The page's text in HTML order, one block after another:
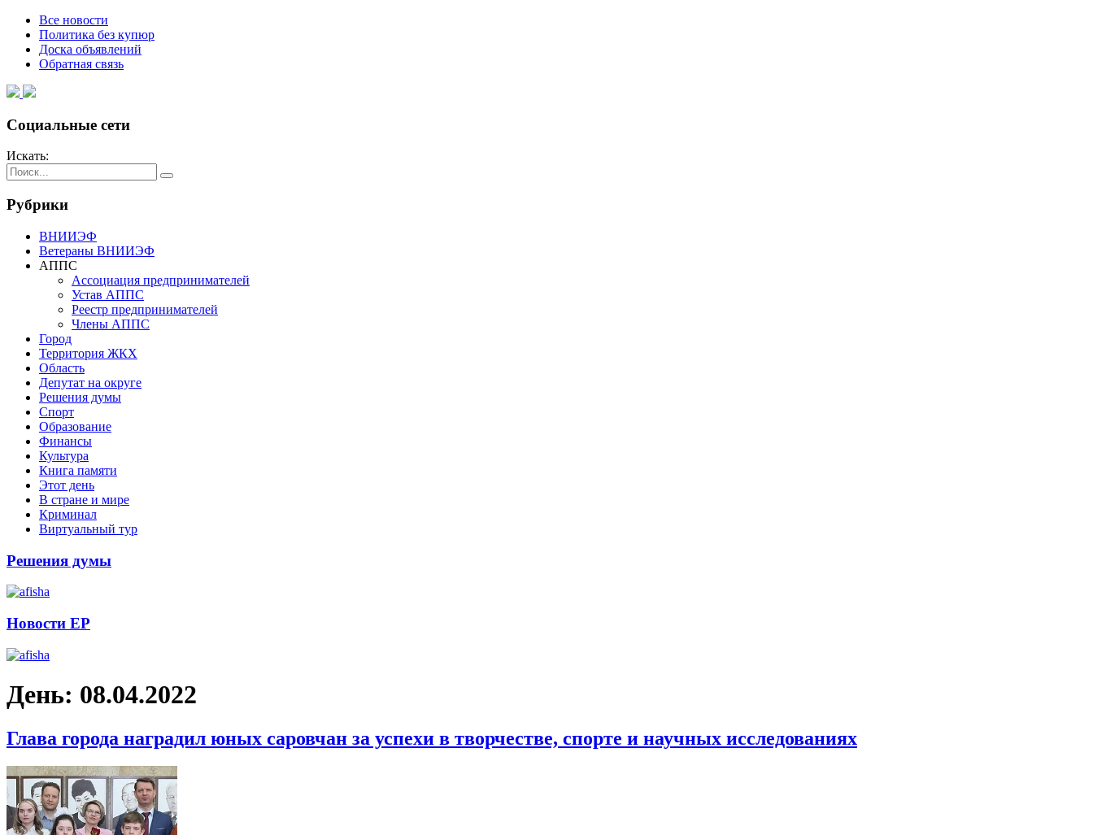
Все новости
Политика без купюр
Доска объявлений
Обратная связь
Социальные сети
Искать:
Рубрики
ВНИИЭФ
Ветераны ВНИИЭФ
АППС
Ассоциация предпринимателей
Устав АППС
Реестр предпринимателей
Члены АППС
Город
Территория ЖКХ
Область
Депутат на округе
Решения думы
Спорт
Образование
Финансы
Культура
Книга памяти
Этот день
В стране и мире
Криминал
Виртуальный тур
Решения думы
Новости ЕР
День: 08.04.2022
Глава города наградил юных саровчан за успехи в творчестве, спорте и научных исследованиях